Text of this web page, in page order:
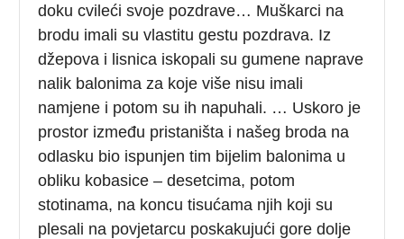
doku cvileći svoje pozdrave… Muškarci na
brodu imali su vlastitu gestu pozdrava. Iz
džepova i lisnica iskopali su gumene naprave
nalik balonima za koje više nisu imali
namjene i potom su ih napuhali. … Uskoro je
prostor između pristaništa i našeg broda na
odlasku bio ispunjen tim bijelim balonima u
obliku kobasice – desetcima, potom
stotinama, na koncu tisućama njih koji su
plesali na povjetarcu poskakujući gore dolje